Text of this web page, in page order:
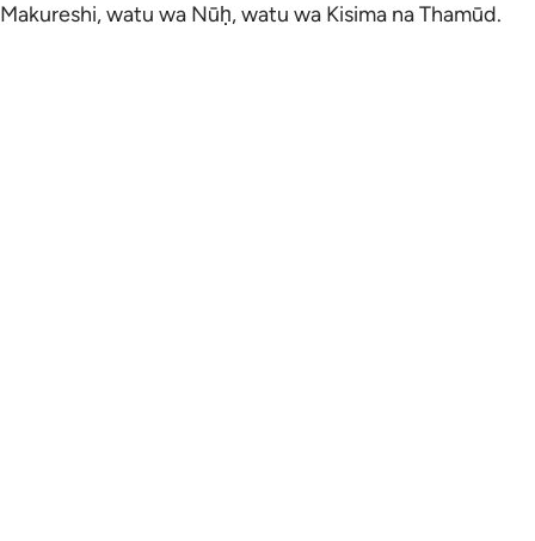
Makureshi, watu wa Nūḥ, watu wa Kisima na Thamūd.